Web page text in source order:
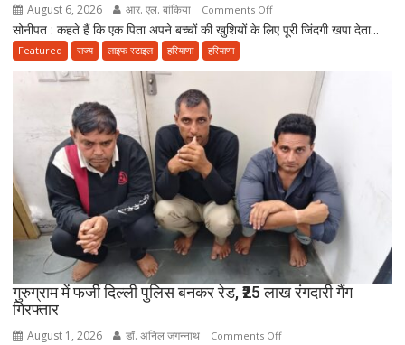
August 6, 2026 आर. एल. बांकिया Comments Offon
पिता
अंतिम
नहीं
आई
आत्मनिर्भर
बेटियां,
चिता
पर
अकेले
विदा
हो
सोनीपत : कहते हैं कि एक पिता अपने बच्चों की खुशियों के लिए पूरी जिंदगी खपा देता...
Featured राज्य लाइफ स्टाइल हरियाणा हरियाणा
गुरुग्राम में फर्जी दिल्ली पुलिस बनकर रेड, ₹25 लाख रंगदारी गैंग
गिरफ्तार
August 1, 2026 डॉ. अनिल जगन्नाथ Comments Offon